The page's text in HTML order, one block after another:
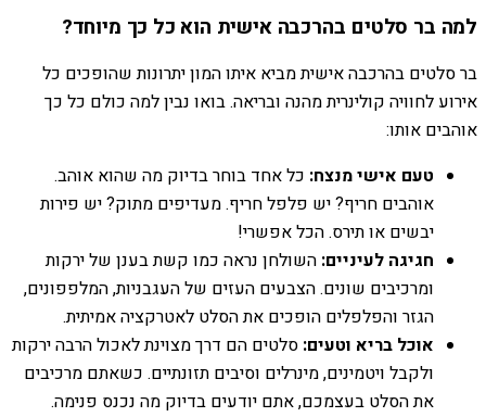
למה בר סלטים בהרכבה אישית הוא כל כך מיוחד?
בר סלטים בהרכבה אישית מביא איתו המון יתרונות שהופכים כל
אירוע לחוויה קולינרית מהנה ובריאה. בואו נבין למה כולם כל כך
אוהבים אותו:
טעם אישי מנצח: כל אחד בוחר בדיוק מה שהוא אוהב.
אוהבים חריף? יש פלפל חריף. מעדיפים מתוק? יש פירות
יבשים או תירס. הכל אפשרי!
חגיגה לעיניים: השולחן נראה כמו קשת בענן של ירקות
ומרכיבים שונים. הצבעים העזים של העגבניות, המלפפונים,
הגזר והפלפלים הופכים את הסלט לאטרקציה אמיתית.
אוכל בריא וטעים: סלטים הם דרך מצוינת לאכול הרבה ירקות
ולקבל ויטמינים, מינרלים וסיבים תזונתיים. כשאתם מרכיבים
את הסלט בעצמכם, אתם יודעים בדיוק מה נכנס פנימה.